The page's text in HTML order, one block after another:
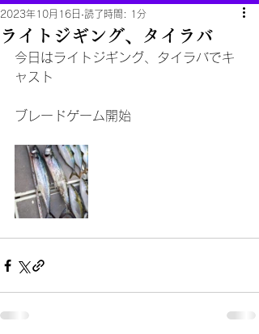
ライトジギング、タイラバ
2023年10月16日 読了時間: 1分
今日はライトジギング、タイラバでキ
ャスト
ブレードゲーム開始